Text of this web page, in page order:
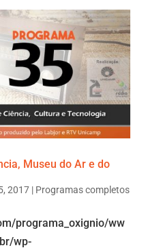
Museu do Ar e do
2017| Programas completos
programa_oxignio/ww
wp-